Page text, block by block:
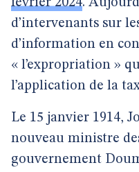
février 2024.
d’intervenants sur
d’information en
« l’expropriation »
l’application de la
Le 15 janvier 1914,
nouveau ministre
gouvernement